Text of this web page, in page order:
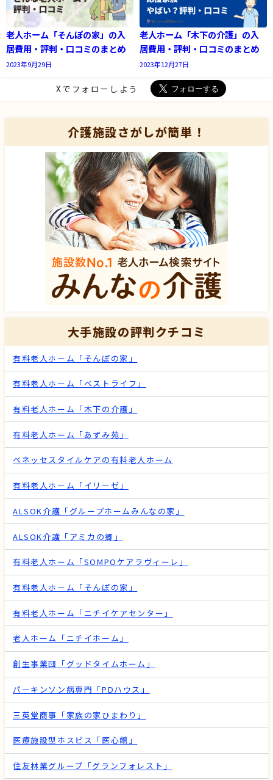
老人ホーム「そんぽの家」の入
居費用・評判・口コミのまとめ
2023年9月29日
老人ホーム「木下の介護」の入
居費用・評判・口コミのまとめ
2023年12月27日
Xでフォローしよう
介護施設さがしが簡単！
大手施設の評判クチコミ
有料老人ホーム「そんぽの家」
有料老人ホーム「ベストライフ」
有料老人ホーム「木下の介護」
有料老人ホーム「あずみ苑」
ベネッセスタイルケアの有料老人ホーム
有料老人ホーム「イリーゼ」
ALSOK介護「グループホームみんなの家」
ALSOK介護「アミカの郷」
有料老人ホーム「SOMPOケアラヴィーレ」
有料老人ホーム「そんぽの家」
有料老人ホーム「ニチイケアセンター」
老人ホーム「ニチイホーム」
創生事業団「グッドタイムホーム」
パーキンソン病専門「PDハウス」
三英堂商事「家族の家ひまわり」
医療施設型ホスピス「医心館」
住友林業グループ「グランフォレスト」